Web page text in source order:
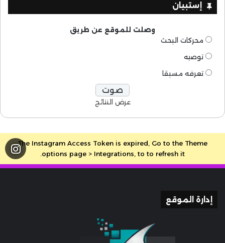
إستبيان
وصلت للموقع عن طريق
محركات البحث
توصيه
تعرفه مسبقا
عرض النتائج
The Instagram Access Token is expired, Go to the Theme
options page > Integrations, to to refresh it.
إدارة الموقع